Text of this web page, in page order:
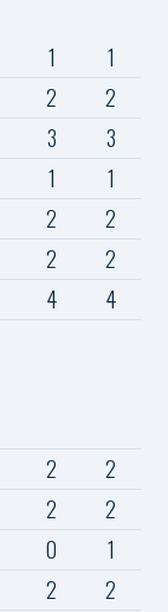
1
1
2
2
3
3
1
1
2
2
2
2
4 4
2
2
2
2
0
1
2
2